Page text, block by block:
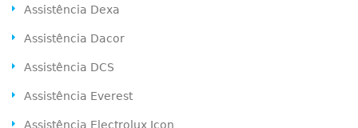
Assistência Dexa
Assistência Dacor
Assistência DCS
Assistência Everest
Assistência Electrolux Icon